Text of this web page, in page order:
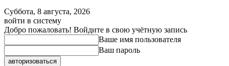
Суббота, 8 августа, 2026
войти в систему
Добро пожаловать! Войдите в свою учётную запись
Ваше имя пользователя
Ваш пароль